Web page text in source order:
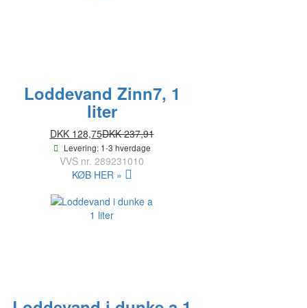
Loddevand Zinn7, 1
liter
DKK 128,75DKK 237,91
Levering: 1-3 hverdage
VVS nr. 289231010
KØB HER »